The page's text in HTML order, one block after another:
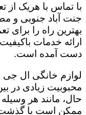
با تماس با هریک از
جنت آباد جنوبی و
بهترین راه را برای
ارائه خدمات
دست آمده است.
لوازم خانگی ال جی
محبوبیت زیادی در
حال، مانند هر وسیله
ممکن است با